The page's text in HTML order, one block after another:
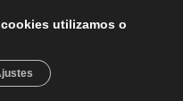
utilizamos o